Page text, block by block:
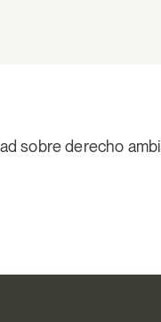
sobre derecho